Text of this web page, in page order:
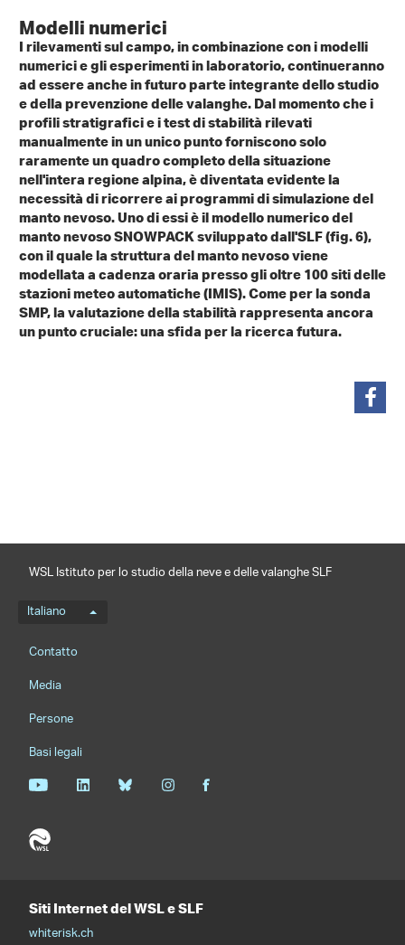
Modelli numerici
I rilevamenti sul campo, in combinazione con i modelli
numerici e gli esperimenti in laboratorio, continueranno
ad essere anche in futuro parte integrante dello studio
e della prevenzione delle valanghe. Dal momento che i
profili stratigrafici e i test di stabilità rilevati
manualmente in un unico punto forniscono solo
raramente un quadro completo della situazione
nell'intera regione alpina, è diventata evidente la
necessità di ricorrere ai programmi di simulazione del
manto nevoso. Uno di essi è il modello numerico del
manto nevoso SNOWPACK sviluppato dall'SLF (fig. 6),
con il quale la struttura del manto nevoso viene
modellata a cadenza oraria presso gli oltre 100 siti delle
stazioni meteo automatiche (IMIS). Come per la sonda
SMP, la valutazione della stabilità rappresenta ancora
un punto cruciale: una sfida per la ricerca futura.
WSL Istituto per lo studio della neve e delle valanghe SLF
Menu della lingua
Italiano
Footernavigation
Contatto
Media
Persone
Basi legali
Siti Internet del WSL e SLF
whiterisk.ch